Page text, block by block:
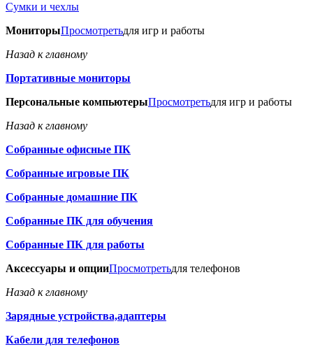
Сумки и чехлы
МониторыПросмотретьдля игр и работы
Назад к главному
Портативные мониторы
Персональные компьютерыПросмотретьдля игр и работы
Назад к главному
Собранные офисные ПК
Собранные игровые ПК
Собранные домашние ПК
Собранные ПК для обучения
Собранные ПК для работы
Аксессуары и опцииПросмотретьдля телефонов
Назад к главному
Зарядные устройства,адаптеры
Кабели для телефонов